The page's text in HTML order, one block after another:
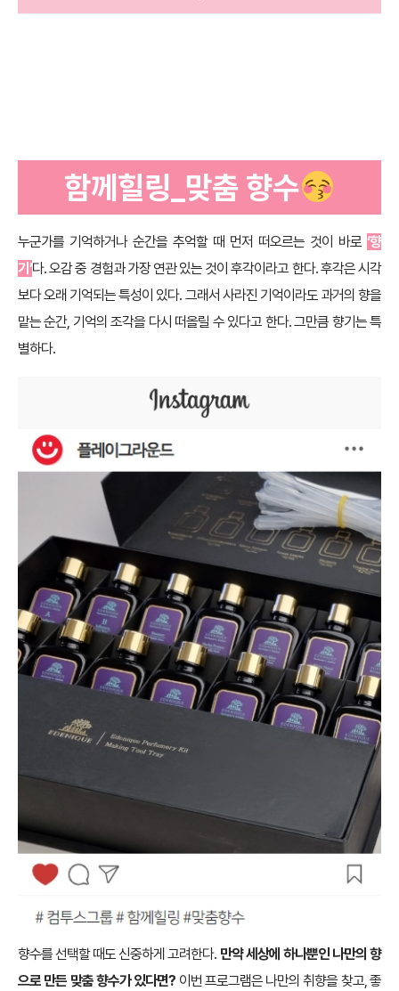
함께힐링_맞춤 향수
누군가를 기억하거나 순간을 추억할 때 먼저 떠오르는 것이 바로 ‘향
기’다. 오감 중 경험과 가장 연관 있는 것이 후각이라고 한다. 후각은 시각
보다 오래 기억되는 특성이 있다. 그래서 사라진 기억이라도 과거의 향을
맡는 순간, 기억의 조각을 다시 떠올릴 수 있다고 한다. 그만큼 향기는 특
별하다.
향수를 선택할 때도 신중하게 고려한다. 만약 세상에 하나뿐인 나만의 향
으로 만든 맞춤 향수가 있다면? 이번 프로그램은 나만의 취향을 찾고, 좋